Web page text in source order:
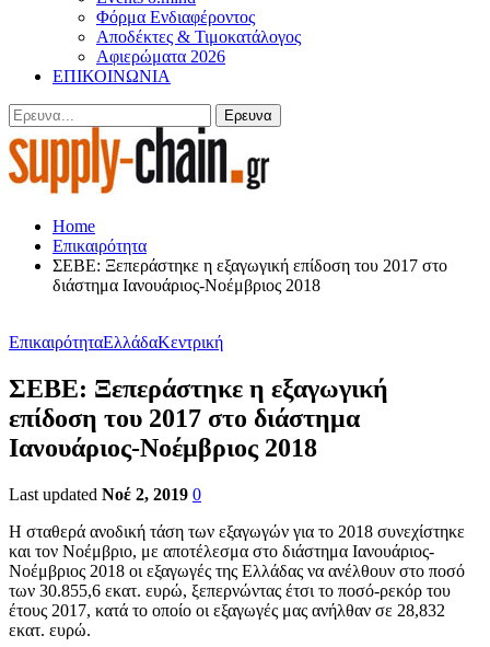
Φόρμα Ενδιαφέροντος
Αποδέκτες & Τιμοκατάλογος
Αφιερώματα 2026
ΕΠΙΚΟΙΝΩΝΙΑ
Home
Επικαιρότητα
ΣΕΒΕ: Ξεπεράστηκε η εξαγωγική επίδοση του 2017 στο
διάστημα Ιανουάριος-Νοέμβριος 2018
ΕπικαιρότηταΕλλάδαΚεντρική
ΣΕΒΕ: Ξεπεράστηκε η εξαγωγική
επίδοση του 2017 στο διάστημα
Ιανουάριος-Νοέμβριος 2018
Last updated Νοέ 2, 2019 0
Η σταθερά ανοδική τάση των εξαγωγών για το 2018 συνεχίστηκε
και τον Νοέμβριο, με αποτέλεσμα στο διάστημα Ιανουάριος-
Νοέμβριος 2018 οι εξαγωγές της Ελλάδας να ανέλθουν στο ποσό
των 30.855,6 εκατ. ευρώ, ξεπερνώντας έτσι το ποσό-ρεκόρ του
έτους 2017, κατά το οποίο οι εξαγωγές μας ανήλθαν σε 28,832
εκατ. ευρώ.